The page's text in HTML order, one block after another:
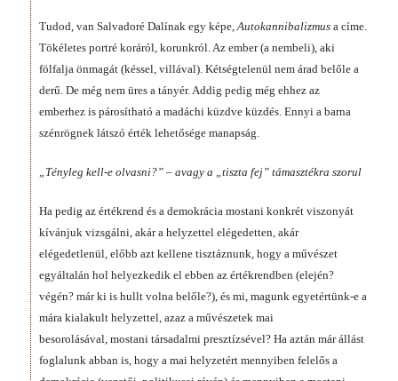
Tudod, van Salvadoré Dalínak egy képe,Autokannibalizmus a címe.
Tökéletes portré koráról, korunkról. Az ember (a nembeli), aki
fölfalja önmagát (késsel, villával). Kétségtelenül nem árad belőle a
derű. De még nem üres a tányér. Addig pedig még ehhez az
emberhez is párosítható a madáchi küzdve küzdés. Ennyi a barna
szénrögnek látszó érték lehetősége manapság.
„Tényleg kell-e olvasni?” – avagy a „tiszta fej” támasztékra szorul
Ha pedig az értékrend és a demokrácia mostani konkrét viszonyát
kívánjuk vizsgálni, akár a helyzettel elégedetten, akár
elégedetlenül, előbb azt kellene tisztáznunk, hogy a művészet
egyáltalán hol helyezkedik el ebben az értékrendben (elején?
végén? már ki is hullt volna belőle?), és mi, magunk egyetértünk-e a
mára kialakult helyzettel, azaz a művészetek mai
besorolásával, mostani társadalmi presztízsével? Ha aztán már állást
foglalunk abban is, hogy a mai helyzetért mennyiben felelős a